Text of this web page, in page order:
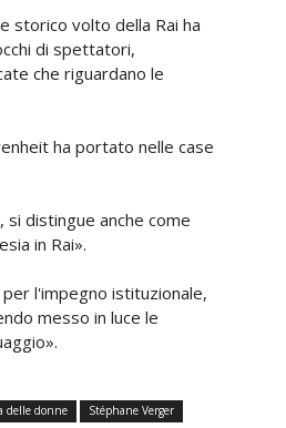
storico volto della Rai ha
di spettatori,
che riguardano le
ha portato nelle case
distingue anche come
in Rai».
l'impegno istituzionale,
messo in luce le
delle donne
Stéphane Verger